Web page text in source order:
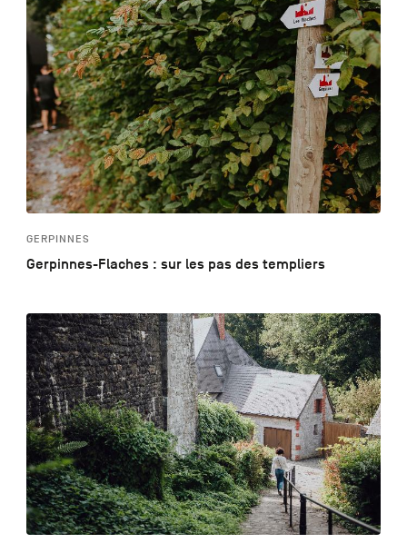
GERPINNES
Gerpinnes-Flaches : sur les pas des templiers